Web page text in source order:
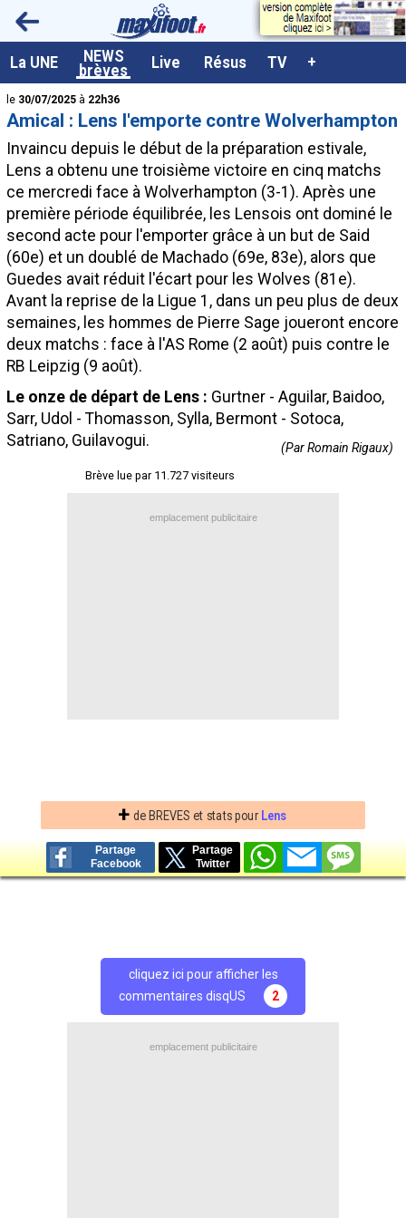
La UNE NEWS
brèves Live Résus TV +
<
le 30/07/2025 à 22h36
Amical : Lens l'emporte contre Wolverhampton
Invaincu depuis le début de la préparation estivale,
Lens a obtenu une troisième victoire en cinq matchs
ce mercredi face à Wolverhampton (3-1). Après une
première période équilibrée, les Lensois ont dominé le
second acte pour l'emporter grâce à un but de Said
(60e) et un doublé de Machado (69e, 83e), alors que
Guedes avait réduit l'écart pour les Wolves (81e).
Avant la reprise de la Ligue 1, dans un peu plus de deux
semaines, les hommes de Pierre Sage joueront encore
deux matchs : face à l'AS Rome (2 août) puis contre le
RB Leipzig (9 août).
Le onze de départ de Lens : Gurtner - Aguilar, Baidoo,
Sarr, Udol - Thomasson, Sylla, Bermont - Sotoca,
Satriano, Guilavogui.
(Par Romain Rigaux)
Brève lue par 11.727 visiteurs
emplacement publicitaire
+ de BREVES et stats pour Lens
Partage
Facebook
Partage
Twitter
cliquez ici pour afficher les
commentaires disqUS
2
emplacement publicitaire
A la UNE
Dernières brèves
Live / Matchs en direct
Résultats et Classements
Class. buteurs européens
Programme TV foot
Vidéos
Sondages
Tableau transferts L1
Taille de la police
Paramètrages / Options
Contact / Signaler un bug